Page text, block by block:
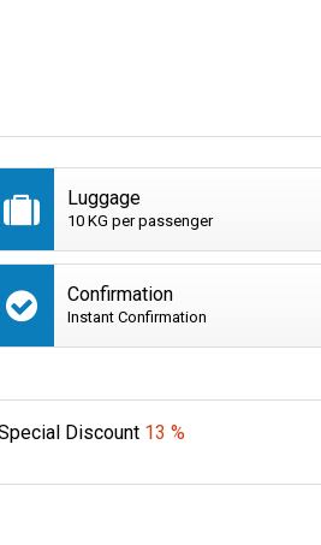
Luggage
10 KG per passenger
Confirmation
Instant Confirmation
Discount 13 %